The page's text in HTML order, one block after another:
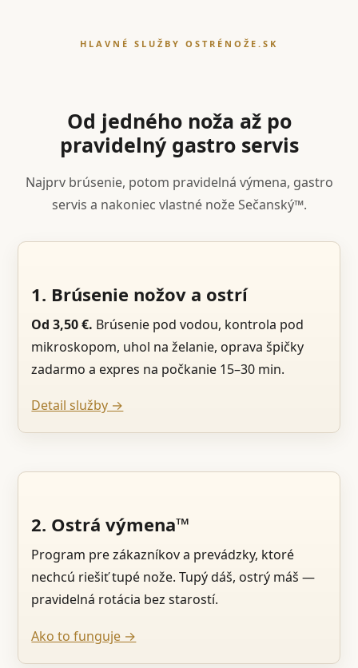
HLAVNÉ SLUŽBY OSTRÉNOŽE.SK
Od jedného noža až po
pravidelný gastro servis
Najprv brúsenie, potom pravidelná výmena, gastro
servis a nakoniec vlastné nože Sečanský™.
1. Brúsenie nožov a ostrí
Od 3,50 €. Brúsenie pod vodou, kontrola pod
mikroskopom, uhol na želanie, oprava špičky
zadarmo a expres na počkanie 15–30 min.
Detail služby →
2. Ostrá výmena™
Program pre zákazníkov a prevádzky, ktoré
nechcú riešiť tupé nože. Tupý dáš, ostrý máš —
pravidelná rotácia bez starostí.
Ako to funguje →